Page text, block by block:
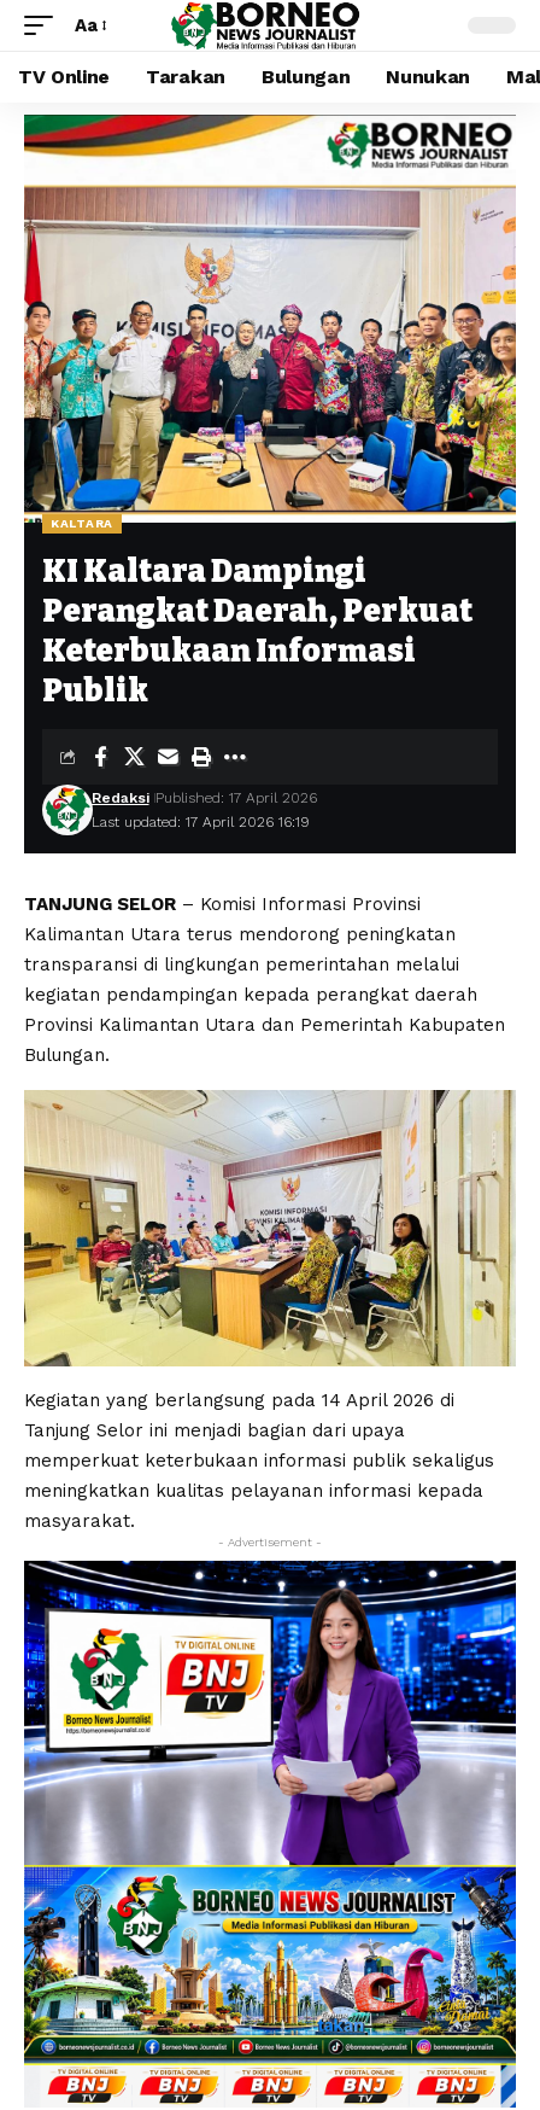
Aa
TV Online Tarakan Bulungan Nunukan
KALTARA
KI Kaltara Dampingi
Perangkat Daerah, Perkuat
Keterbukaan Informasi
Publik
Last updated: 17 April 2026 16:19
Redaksi Published: 17 April 2026
TANJUNG SELOR – Komisi Informasi Provinsi
Kalimantan Utara terus mendorong peningkatan
transparansi di lingkungan pemerintahan melalui
kegiatan pendampingan kepada perangkat daerah
Provinsi Kalimantan Utara dan Pemerintah Kabupaten
Bulungan.
Kegiatan yang berlangsung pada 14 April 2026 di
Tanjung Selor ini menjadi bagian dari upaya
memperkuat keterbukaan informasi publik sekaligus
meningkatkan kualitas pelayanan informasi kepada
masyarakat.
- Advertisement -